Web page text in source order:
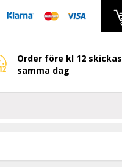
Order före kl 12 skickas
samma dag